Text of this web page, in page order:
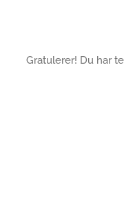
Gratulerer! Du har